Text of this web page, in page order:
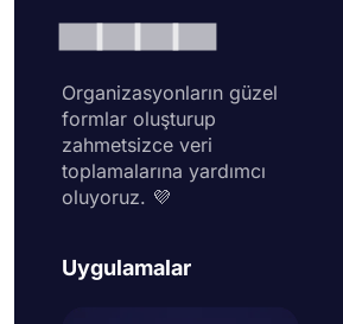
Organizasyonların güzel
formlar oluşturup
zahmetsizce veri
toplamalarına yardımcı
oluyoruz. 💜
Uygulamalar